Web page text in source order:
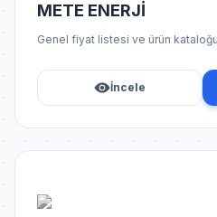
METE ENERJİ
Genel fiyat listesi ve ürün
İncele